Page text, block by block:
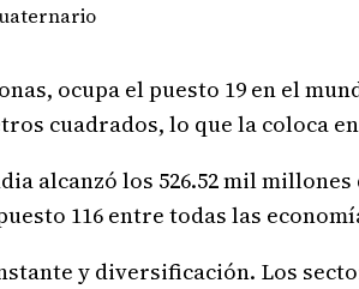
ocupa el puesto 19 en el
cuadrados, lo que la coloca
alcanzó los 526.52 mil
116 entre todas las
y diversificación. Los